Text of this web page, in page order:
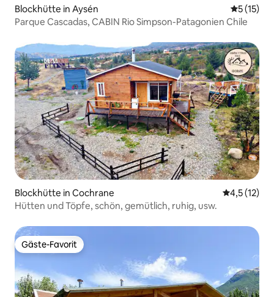
Blockhütte in Aysén
5 (15)
Parque Cascadas, CABIN Rio Simpson-Patagonien Chile
Blockhütte in Cochrane
4,5 (12)
Hütten und Töpfe, schön, gemütlich, ruhig, usw.
Gäste-Favorit
Gäste-Favorit